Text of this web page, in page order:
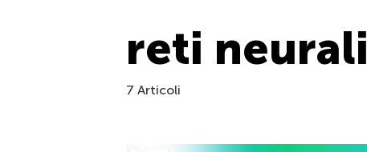
reti neurali
7 Articoli